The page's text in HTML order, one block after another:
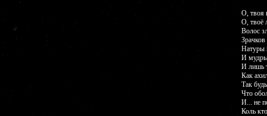
О, твоя
О, твоё
Волос
Натуры
И
И лишь
Как
Так
Что
И... не
Коль